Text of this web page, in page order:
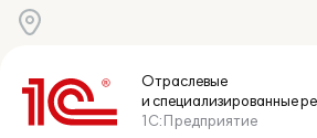
Отраслевые
и специализированные
1С:Предприятие